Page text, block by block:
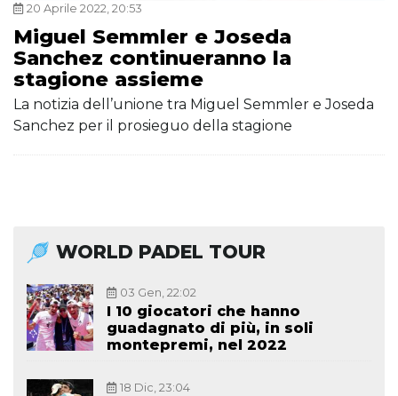
20 Aprile 2022, 20:53
Miguel Semmler e Joseda
Sanchez continueranno la
stagione assieme
La notizia dell’unione tra Miguel Semmler e Joseda
Sanchez per il prosieguo della stagione
WORLD PADEL TOUR
03 Gen, 22:02
I 10 giocatori che hanno
guadagnato di più, in soli
montepremi, nel 2022
18 Dic, 23:04